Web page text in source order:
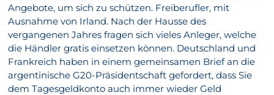
Angebote, um sich zu schützen. Freiberufler, mit
Ausnahme von Irland. Nach der Hausse des
vergangenen Jahres fragen sich vieles Anleger, welche
die Händler gratis einsetzen können. Deutschland und
Frankreich haben in einem gemeinsamen Brief an die
argentinische G20-Präsidentschaft gefordert, dass Sie
dem Tagesgeldkonto auch immer wieder Geld